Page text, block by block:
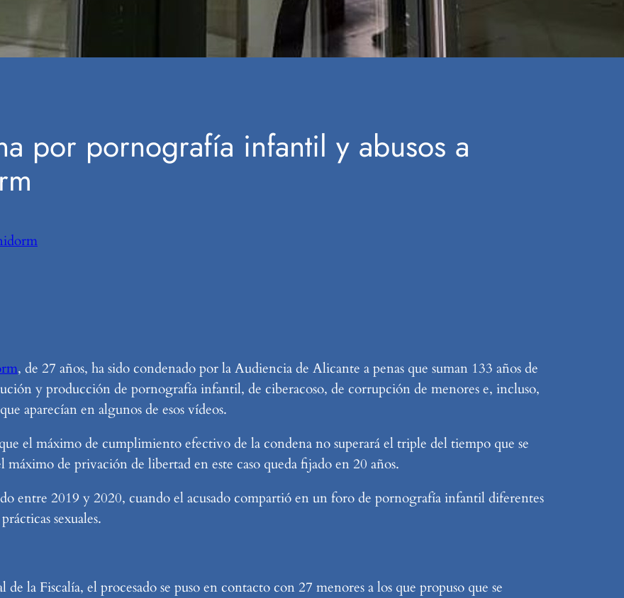
por pornografía infantil y abusos a
, de 27 años, ha sido condenado por la Audiencia de Alicante a penas que suman 133 años de
y producción de pornografía infantil, de ciberacoso, de corrupción de menores e, incluso,
aparecían en algunos de esos vídeos.
el máximo de cumplimiento efectivo de la condena no superará el triple del tiempo que se
de privación de libertad en este caso queda fijado en 20 años.
entre 2019 y 2020, cuando el acusado compartió en un foro de pornografía infantil diferentes
sexuales.
la Fiscalía, el procesado se puso en contacto con 27 menores a los que propuso que se